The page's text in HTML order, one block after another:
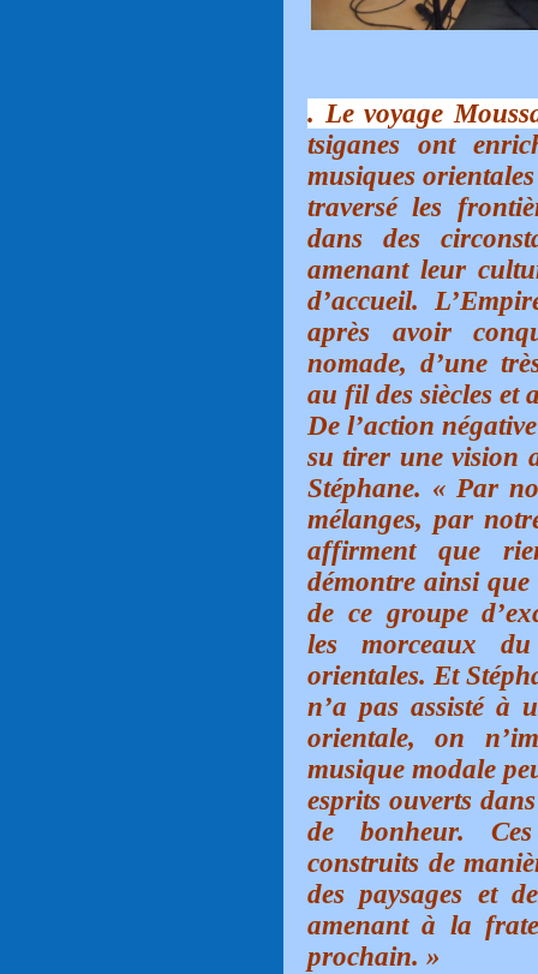
. Le voyage
tsiganes ont
musiques
traversé les
dans des
amenant leur
d’accueil.
après avoir
nomade, d’une
au fil des siècles et
De l’action
su tirer une vision
Stéphane. « Par
mélanges, par
affirment que
démontre ainsi que
de ce groupe
les morceaux
orientales. Et
n’a pas assisté à
orientale, on
musique modale
esprits ouverts
de bonheur.
construits de
des paysages et
amenant à la
prochain. »